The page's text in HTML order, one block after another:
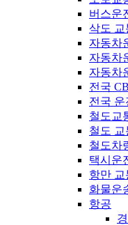
버스운
삭도 교
자동차
자동차
자동차
전국
전국
철도교
철도
철도차
택시운
항만
화물운
항공